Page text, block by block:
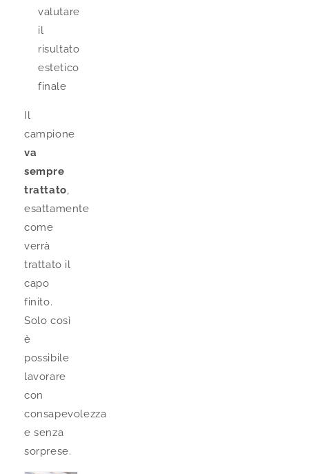
valutare
il
risultato
estetico
finale
Il
campione
va
sempre
trattato,
esattamente
come
verrà
trattato il
capo
finito.
Solo così
è
possibile
lavorare
con
consapevolezza
e senza
sorprese.